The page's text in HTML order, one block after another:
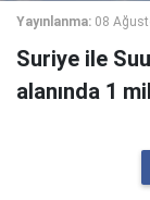
Yayınlanma: 08
Suriye ile
alanında 1